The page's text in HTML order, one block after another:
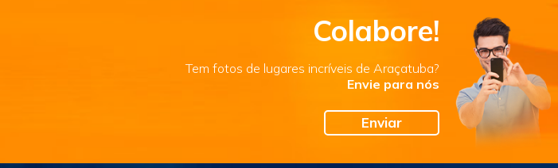
Colabore!
Tem fotos de lugares incríveis de Araçatuba?
Envie para nós
Enviar